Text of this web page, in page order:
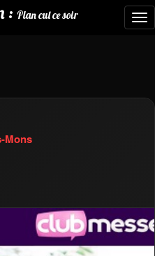
: Plan cul ce soir
Mons